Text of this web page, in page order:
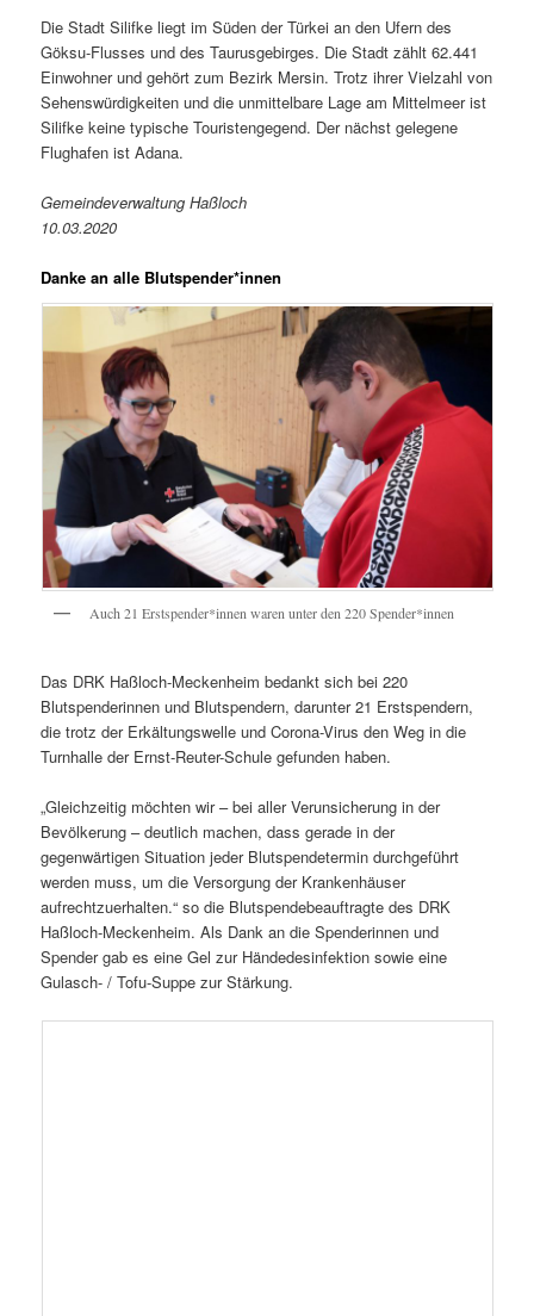
Die Stadt Silifke liegt im Süden der Türkei an den Ufern des
Göksu-Flusses und des Taurusgebirges. Die Stadt zählt 62.441
Einwohner und gehört zum Bezirk Mersin. Trotz ihrer Vielzahl von
Sehenswürdigkeiten und die unmittelbare Lage am Mittelmeer ist
Silifke keine typische Touristengegend. Der nächst gelegene
Flughafen ist Adana.
Gemeindeverwaltung Haßloch
10.03.2020
Danke an alle Blutspender*innen
Auch 21 Erstspender*innen waren unter den 220 Spender*innen
Das DRK Haßloch-Meckenheim bedankt sich bei 220
Blutspenderinnen und Blutspendern, darunter 21 Erstspendern,
die trotz der Erkältungswelle und Corona-Virus den Weg in die
Turnhalle der Ernst-Reuter-Schule gefunden haben.
„Gleichzeitig möchten wir – bei aller Verunsicherung in der
Bevölkerung – deutlich machen, dass gerade in der
gegenwärtigen Situation jeder Blutspendetermin durchgeführt
werden muss, um die Versorgung der Krankenhäuser
aufrechtzuerhalten.“ so die Blutspendebeauftragte des DRK
Haßloch-Meckenheim. Als Dank an die Spenderinnen und
Spender gab es eine Gel zur Händedesinfektion sowie eine
Gulasch- / Tofu-Suppe zur Stärkung.